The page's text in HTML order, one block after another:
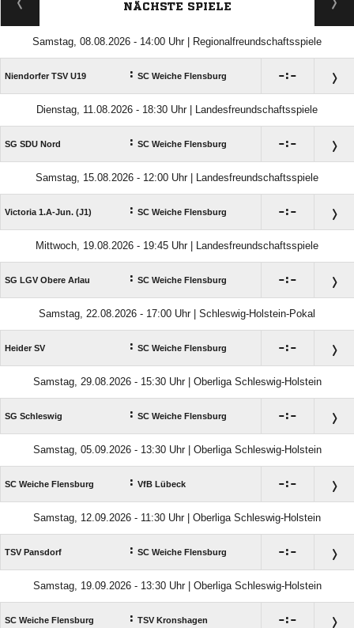
NÄCHSTE SPIELE
Samstag, 08.08.2026 - 14:00 Uhr | Regionalfreundschaftsspiele
Niendorfer TSV U19 : SC Weiche Flensburg :
Dienstag, 11.08.2026 - 18:30 Uhr | Landesfreundschaftsspiele
SG SDU Nord : SC Weiche Flensburg :
Samstag, 15.08.2026 - 12:00 Uhr | Landesfreundschaftsspiele
Victoria 1.A-Jun. (J1) : SC Weiche Flensburg :
Mittwoch, 19.08.2026 - 19:45 Uhr | Landesfreundschaftsspiele
SG LGV Obere Arlau : SC Weiche Flensburg :
Samstag, 22.08.2026 - 17:00 Uhr | Schleswig-Holstein-Pokal
Heider SV : SC Weiche Flensburg :
Samstag, 29.08.2026 - 15:30 Uhr | Oberliga Schleswig-Holstein
SG Schleswig : SC Weiche Flensburg :
Samstag, 05.09.2026 - 13:30 Uhr | Oberliga Schleswig-Holstein
SC Weiche Flensburg : VfB Lübeck :
Samstag, 12.09.2026 - 11:30 Uhr | Oberliga Schleswig-Holstein
TSV Pansdorf : SC Weiche Flensburg :
Samstag, 19.09.2026 - 13:30 Uhr | Oberliga Schleswig-Holstein
SC Weiche Flensburg : TSV Kronshagen :